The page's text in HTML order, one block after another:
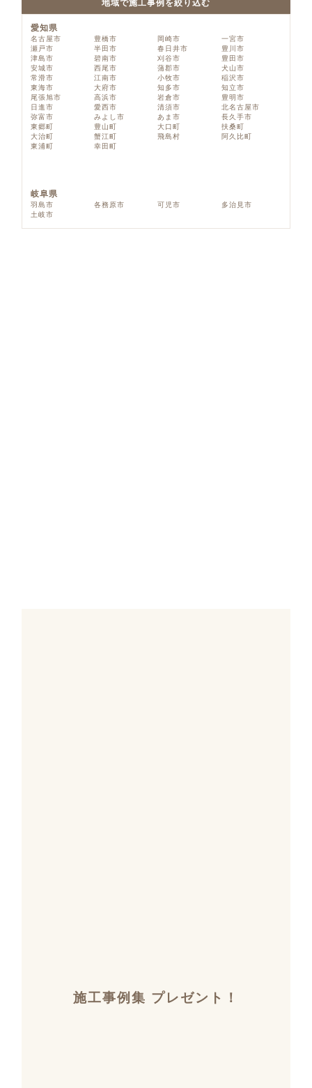
地域で施工事例を絞り込む
愛知県
名古屋市 豊橋市 岡崎市
一宮市
瀬戸市
半田市 春日井市
豊川市
津島市
碧南市 刈谷市
豊田市
安城市
西尾市 蒲郡市
犬山市
常滑市
江南市 小牧市
稲沢市
東海市
大府市 知多市
知立市
尾張旭市
高浜市 岩倉市
豊明市
日進市
愛西市 清須市
北名古屋市
弥富市
みよし市 あま市
長久手市
東郷町
豊山町 大口町
扶桑町
大治町
蟹江町 飛島村
阿久比町
東浦町
幸田町
岐阜県
羽島市 各務原市 可児市
多治見市
土岐市
施工事例集 プレゼント！